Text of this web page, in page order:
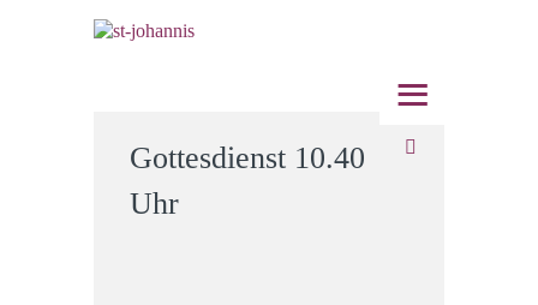
≡
Gottesdienst 10.40
Uhr